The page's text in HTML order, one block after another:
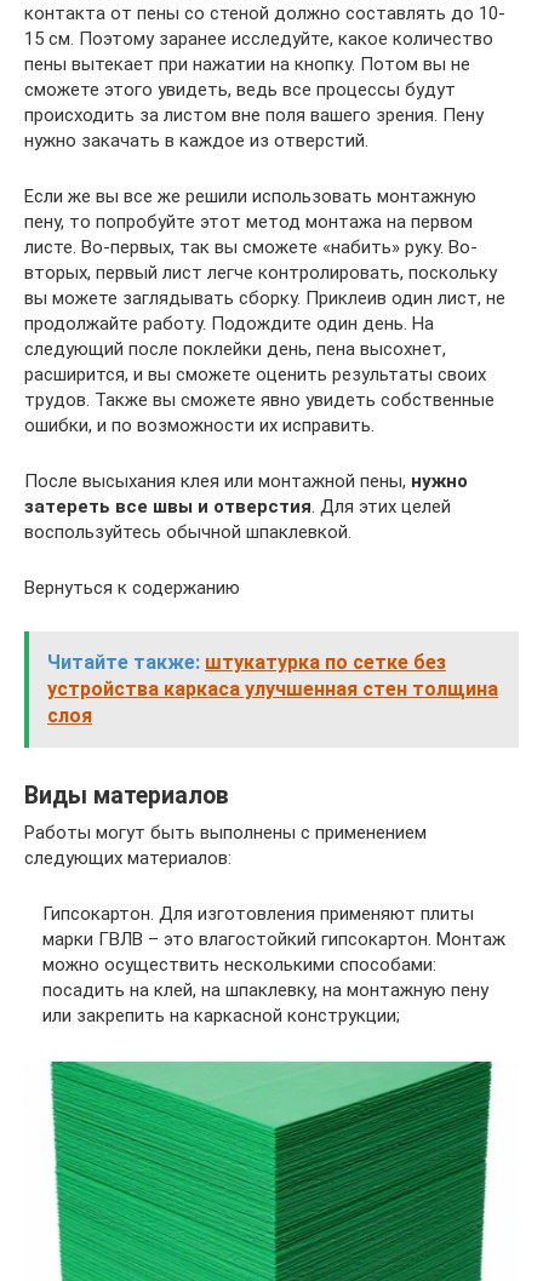
контакта от пены со стеной должно составлять до 10-
15 см. Поэтому заранее исследуйте, какое количество
пены вытекает при нажатии на кнопку. Потом вы не
сможете этого увидеть, ведь все процессы будут
происходить за листом вне поля вашего зрения. Пену
нужно закачать в каждое из отверстий.
Если же вы все же решили использовать монтажную
пену, то попробуйте этот метод монтажа на первом
листе. Во-первых, так вы сможете «набить» руку. Во-
вторых, первый лист легче контролировать, поскольку
вы можете заглядывать сборку. Приклеив один лист, не
продолжайте работу. Подождите один день. На
следующий после поклейки день, пена высохнет,
расширится, и вы сможете оценить результаты своих
трудов. Также вы сможете явно увидеть собственные
ошибки, и по возможности их исправить.
После высыхания клея или монтажной пены, нужно
затереть все швы и отверстия. Для этих целей
воспользуйтесь обычной шпаклевкой.
Вернуться к содержанию
Читайте также: штукатурка по сетке без
устройства каркаса улучшенная стен толщина
слоя
Виды материалов
Работы могут быть выполнены с применением
следующих материалов:
Гипсокартон. Для изготовления применяют плиты
марки ГВЛВ – это влагостойкий гипсокартон. Монтаж
можно осуществить несколькими способами:
посадить на клей, на шпаклевку, на монтажную пену
или закрепить на каркасной конструкции;